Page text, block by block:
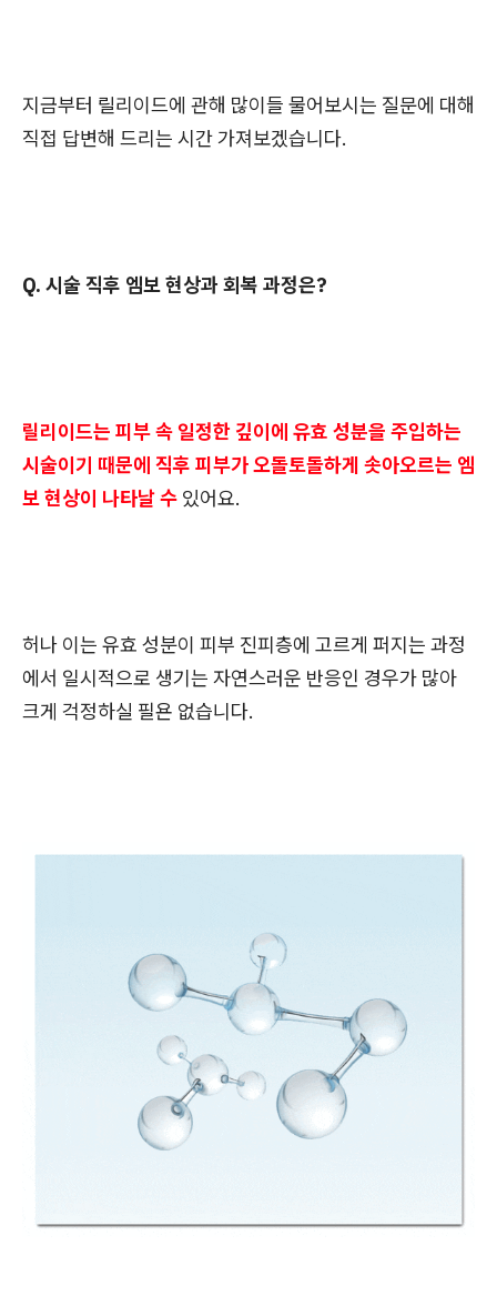
지금부터 릴리이드에 관해 많이들 물어보시는 질문에 대해
직접 답변해 드리는 시간 가져보겠습니다.
Q. 시술 직후 엠보 현상과 회복 과정은?
릴리이드는 피부 속 일정한 깊이에 유효 성분을 주입하는
시술이기 때문에 직후 피부가 오돌토돌하게 솟아오르는 엠
보 현상이 나타날 수 있어요.
허나 이는 유효 성분이 피부 진피층에 고르게 퍼지는 과정
에서 일시적으로 생기는 자연스러운 반응인 경우가 많아
크게 걱정하실 필욘 없습니다.